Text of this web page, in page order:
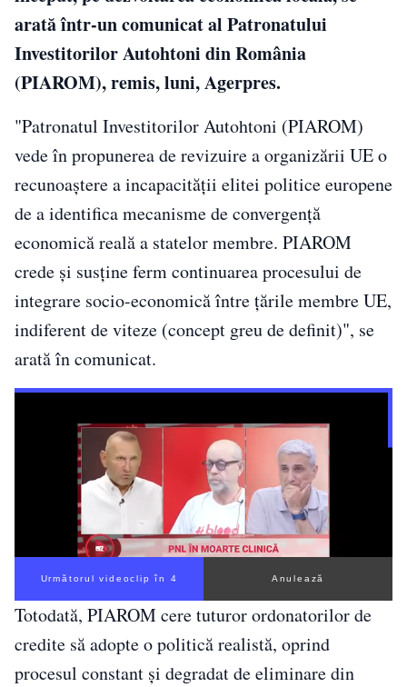
arată într-un comunicat al Patronatului
Investitorilor Autohtoni din România
(PIAROM), remis, luni, Agerpres.
"Patronatul Investitorilor Autohtoni (PIAROM)
vede în propunerea de revizuire a organizării UE o
recunoaştere a incapacităţii elitei politice europene
de a identifica mecanisme de convergenţă
economică reală a statelor membre. PIAROM
crede şi susţine ferm continuarea procesului de
integrare socio-economică între ţările membre UE,
indiferent de viteze (concept greu de definit)", se
arată în comunicat.
Următorul videoclip în 3 Anulează
Totodată, PIAROM cere tuturor ordonatorilor de
credite să adopte o politică realistă, oprind
procesul constant şi degradat de eliminare din